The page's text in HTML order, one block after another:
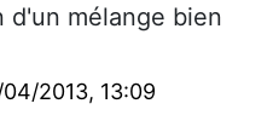
d'un mélange bien
2013, 13:09